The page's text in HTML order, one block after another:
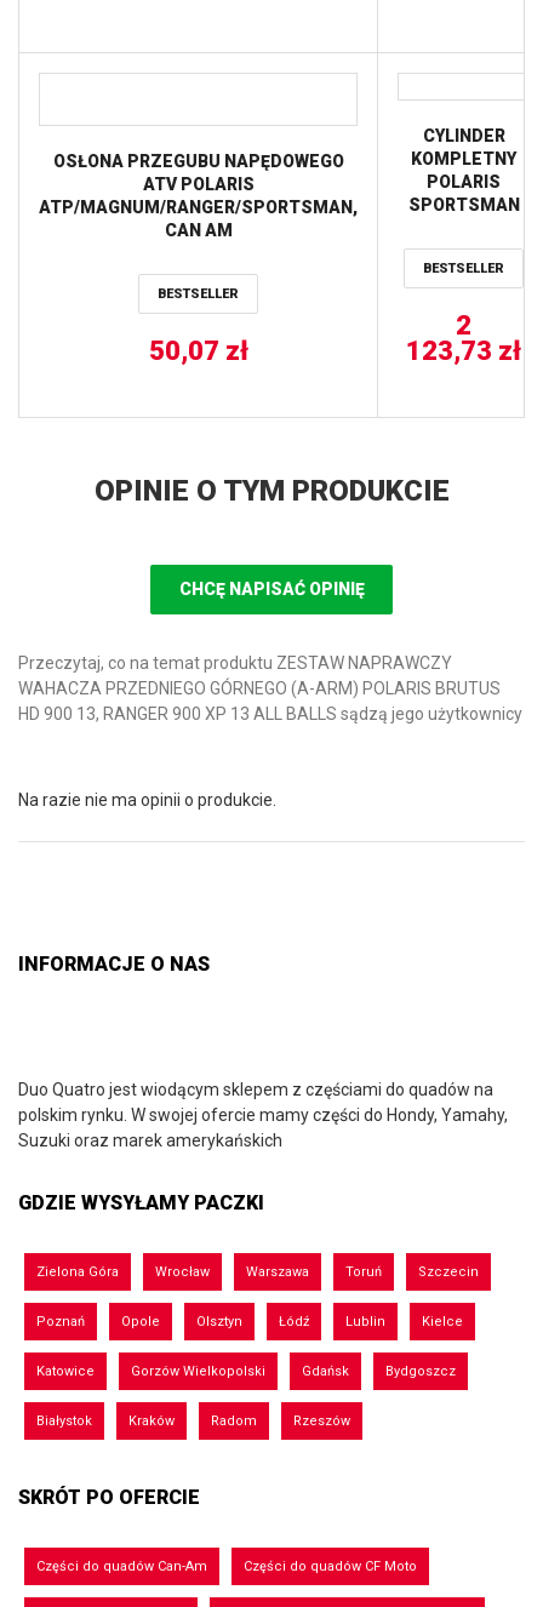
PRAWA ALL
BALLS
OSŁONA PRZEGUBU NAPĘDOWEGO
ATV POLARIS
ATP/MAGNUM/RANGER/SPORTSMAN,
CAN AM
ALL BALLS
BESTSELLER
50,07 zł
CYLINDER
KOMPLETNY
POLARIS
SPORTSMAN
STANDARD =
80MM (HC
CYLINDER
WORKS
BESTSELLER
2
123,73 zł
OPINIE O TYM PRODUKCIE
CHCĘ NAPISAĆ OPINIĘ
Przeczytaj, co na temat produktu ZESTAW NAPRAWCZY
WAHACZA PRZEDNIEGO GÓRNEGO (A-ARM) POLARIS BRUTUS
HD 900 13, RANGER 900 XP 13 ALL BALLS sądzą jego użytkownicy
Na razie nie ma opinii o produkcie.
INFORMACJE O NAS
Duo Quatro jest wiodącym sklepem z częściami do quadów na
polskim rynku. W swojej ofercie mamy części do Hondy, Yamahy,
Suzuki oraz marek amerykańskich
GDZIE WYSYŁAMY PACZKI
Zielona Góra Wrocław Warszawa Toruń Szczecin
Poznań Opole Olsztyn Łódź Lublin Kielce
Katowice Gorzów Wielkopolski Gdańsk Bydgoszcz
Białystok Kraków Radom Rzeszów
SKRÓT PO OFERCIE
Części do quadów Can-Am Części do quadów CF Moto